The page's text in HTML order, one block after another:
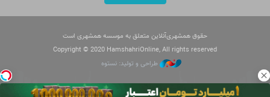
حقوق همشهری‌آنلاین متعلق به موسسه همشهری است
Copyright © 2020 HamshahriOnline, All rights reserved
طراحی و تولید: نستوه